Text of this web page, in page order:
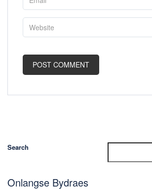
Search
Onlangse Bydraes